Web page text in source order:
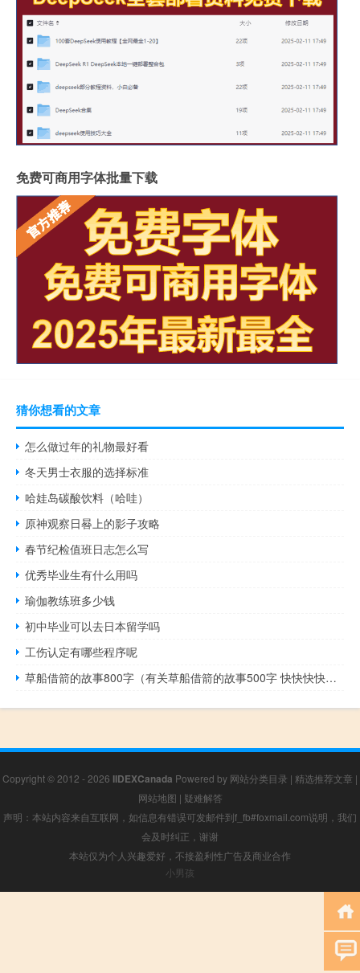
免费可商用字体批量下载
猜你想看的文章
怎么做过年的礼物最好看
冬天男士衣服的选择标准
哈娃岛碳酸饮料（哈哇）
原神观察日晷上的影子攻略
春节纪检值班日志怎么写
优秀毕业生有什么用吗
瑜伽教练班多少钱
初中毕业可以去日本留学吗
工伤认定有哪些程序呢
草船借箭的故事800字（有关草船借箭的故事500字 快快快快快快）
Copyright © 2012 - 2026 IIDEXCanada Powered by 网站分类目录 | 精选推荐文章 |
网站地图 | 疑难解答
声明：本站内容来自互联网，如信息有错误可发邮件到f_fb#foxmail.com说明，我们
会及时纠正，谢谢
本站仅为个人兴趣爱好，不接盈利性广告及商业合作
小男孩